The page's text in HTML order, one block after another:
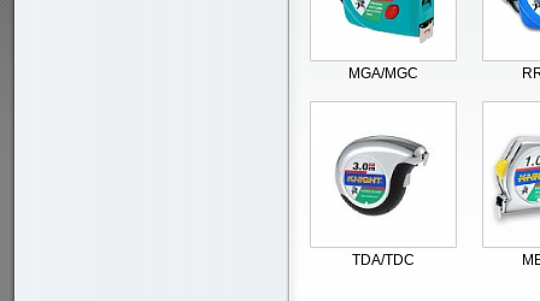
MGA/MGC
TDA/TDC